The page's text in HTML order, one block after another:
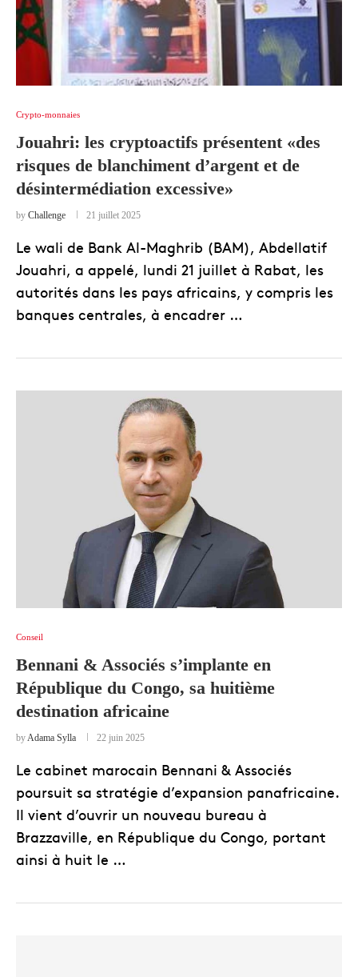
Crypto-monnaies
Jouahri: les cryptoactifs présentent «des
risques de blanchiment d’argent et de
désintermédiation excessive»
by Challenge 21 juillet 2025
Le wali de Bank Al-Maghrib (BAM), Abdellatif
Jouahri, a appelé, lundi 21 juillet à Rabat, les
autorités dans les pays africains, y compris les
banques centrales, à encadrer …
Conseil
Bennani & Associés s’implante en
République du Congo, sa huitième
destination africaine
byAdama Sylla 22 juin 2025
Le cabinet marocain Bennani & Associés
poursuit sa stratégie d’expansion panafricaine.
Il vient d’ouvrir un nouveau bureau à
Brazzaville, en République du Congo, portant
ainsi à huit le …